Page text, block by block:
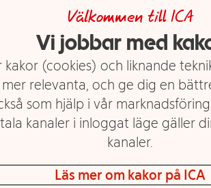
passar utmärkt i
i marinader
Välkommen till ICA
Vi jobbar med
kakor (cookies) och liknande
relevanta, och ge dig en
som hjälp i vår
kanaler i inloggat läge gäller
kanaler.
Läs mer om kakor på ICA